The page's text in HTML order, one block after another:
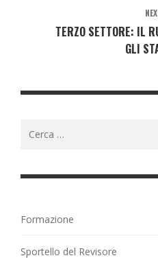
TERZO SETTORE: IL
GLI
Formazione
Sportello del Revisore